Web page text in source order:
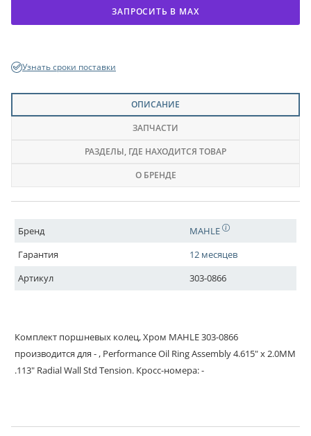
ЗАПРОСИТЬ В МАХ
Узнать сроки поставки
ОПИСАНИЕ
ЗАПЧАСТИ
РАЗДЕЛЫ, ГДЕ НАХОДИТСЯ ТОВАР
О БРЕНДЕ
Бренд
MAHLE
Гарантия
12 месяцев
Артикул
303-0866
Комплект поршневых колец, Хром MAHLE 303-0866
производится для - , Performance Oil Ring Assembly 4.615" x 2.0MM
.113" Radial Wall Std Tension. Кросс-номера: -